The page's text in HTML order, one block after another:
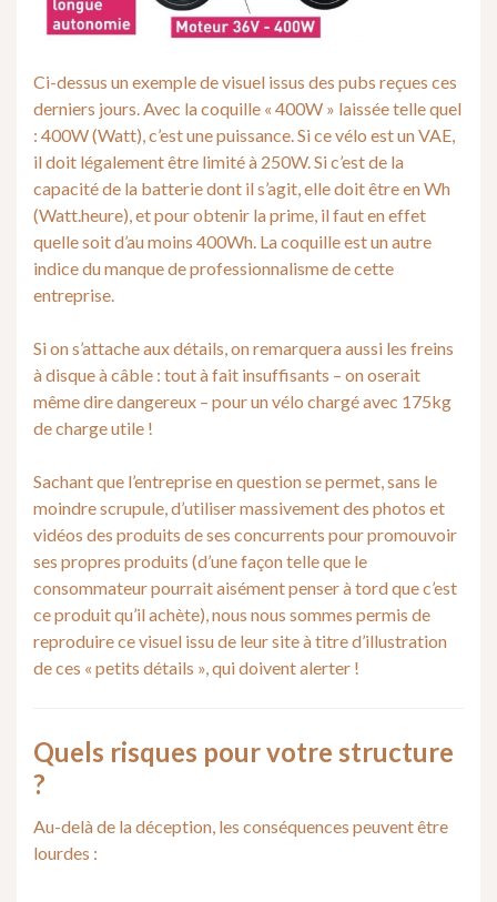
Ci-dessus un exemple de visuel issus des pubs reçues ces
derniers jours. Avec la coquille « 400W » laissée telle quel
: 400W (Watt), c’est une puissance. Si ce vélo est un VAE,
il doit légalement être limité à 250W. Si c’est de la
capacité de la batterie dont il s’agit, elle doit être en Wh
(Watt.heure), et pour obtenir la prime, il faut en effet
quelle soit d’au moins 400Wh. La coquille est un autre
indice du manque de professionnalisme de cette
entreprise.
Si on s’attache aux détails, on remarquera aussi les freins
à disque à câble : tout à fait insuffisants – on oserait
même dire dangereux – pour un vélo chargé avec 175kg
de charge utile !
Sachant que l’entreprise en question se permet, sans le
moindre scrupule, d’utiliser massivement des photos et
vidéos des produits de ses concurrents pour promouvoir
ses propres produits (d’une façon telle que le
consommateur pourrait aisément penser à tord que c’est
ce produit qu’il achète), nous nous sommes permis de
reproduire ce visuel issu de leur site à titre d’illustration
de ces « petits détails », qui doivent alerter !
Quels risques pour votre structure
?
Au-delà de la déception, les conséquences peuvent être
lourdes :